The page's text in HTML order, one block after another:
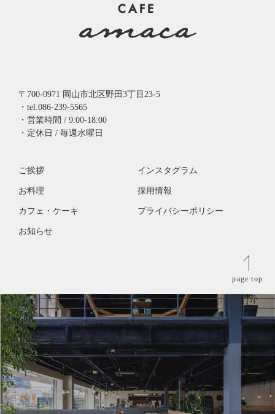
ご挨拶
お料理
カフェ・ケーキ
お知らせ
インスタグラム
採用情報
プライバシーポリシー
〒700-0971 岡山市北区野田3丁目23-5
・tel.086-239-5565
・営業時間 / 9:00-18:00
・定休日 / 毎週水曜日
page top